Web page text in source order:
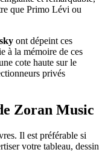
que Primo Lévi ou
ont dépeint ces
à la mémoire de ces
cote haute sur le
privés
Zoran Music
Il est préférable si
votre tableau, dessin